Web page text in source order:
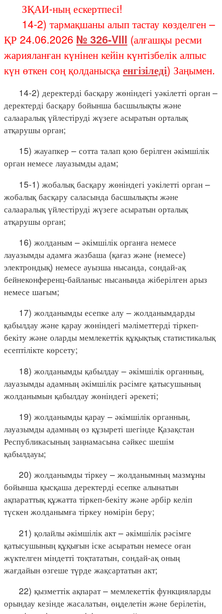
ЗҚАИ-ның ескертпесі!
14-2) тармақшаны алып тастау көзделген –
ҚР 24.06.2026 № 326-VIII (алғашқы ресми
жарияланған күнінен кейін күнтізбелік алпыс
күн өткен соң қолданысқа енгізіледі) Заңымен.
14-2) деректерді басқару жөніндегі уәкілетті орган –
деректерді басқару бойынша басшылықты және
салааралық үйлестіруді жүзеге асыратын орталық
атқарушы орган;
15) жауапкер – сотта талап қою берілген әкімшілік
орган немесе лауазымды адам;
15-1) жобалық басқару жөніндегі уәкілетті орган –
жобалық басқару саласында басшылықты және
салааралық үйлестіруді жүзеге асыратын орталық
атқарушы орган;
16) жолданым – әкімшілік органға немесе
лауазымды адамға жазбаша (қағаз және (немесе)
электрондық) немесе ауызша нысанда, сондай-ақ
бейнеконференц-байланыс нысанында жіберілген арыз
немесе шағым;
17) жолданымды есепке алу – жолданымдарды
қабылдау және қарау жөніндегі мәліметтерді тіркеп-
бекіту және оларды мемлекеттік құқықтық статистикалық
есептілікте көрсету;
18) жолданымды қабылдау – әкімшілік органның,
лауазымды адамның әкімшілік рәсімге қатысушының
жолданымын қабылдау жөніндегі әрекеті;
19) жолданымды қарау – әкімшілік органның,
лауазымды адамның өз құзыреті шегінде Қазақстан
Республикасының заңнамасына сәйкес шешім
қабылдауы;
20) жолданымды тіркеу – жолданымның мазмұны
бойынша қысқаша деректерді есепке алынатын
ақпараттық құжатта тіркеп-бекіту және әрбір келіп
түскен жолданымға тіркеу нөмірін беру;
21) қолайлы әкімшілік акт – әкімшілік рәсімге
қатысушының құқығын іске асыратын немесе оған
жүктелген міндетті тоқтататын, сондай-ақ оның
жағдайын өзгеше түрде жақсартатын акт;
22) қызметтік ақпарат – мемлекеттік функцияларды
орындау кезінде жасалатын, өңделетін және берілетін,